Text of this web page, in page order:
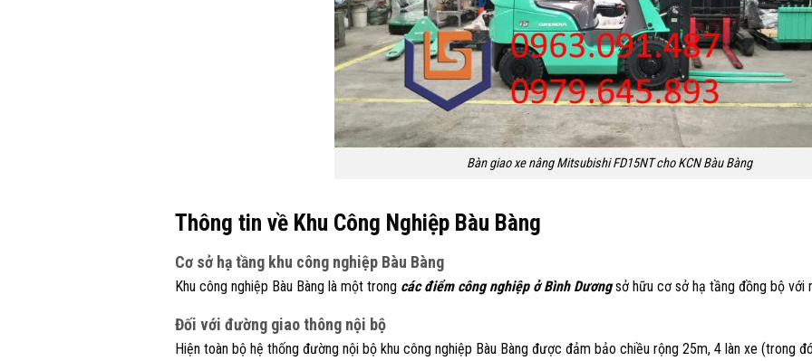
Bàn giao xe nâng Mitsubishi FD15NT cho KCN Bàu Bàng
Thông tin về Khu Công Nghiệp Bàu Bàng
Cơ sở hạ tầng khu công nghiệp Bàu Bàng
Khu công nghiệp Bàu Bàng là một trong các điểm công nghiệp ở Bình Dươngsở hữu cơ sở hạ tầng đồng bộ với
Đối với đường giao thông nội bộ
Hiện toàn bộ hệ thống đường nội bộ khu công nghiệp Bàu Bàng được đảm bảo chiều rộng 25m, 4 làn xe (trong